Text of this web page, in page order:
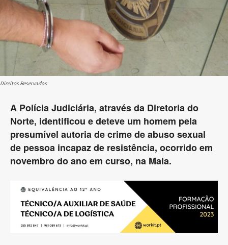
Direitos Reservados
A Polícia Judiciária, através da Diretoria do
Norte, identificou e deteve um homem pela
presumível autoria de crime de abuso sexual
de pessoa incapaz de resistência, ocorrido em
novembro do ano em curso, na Maia.